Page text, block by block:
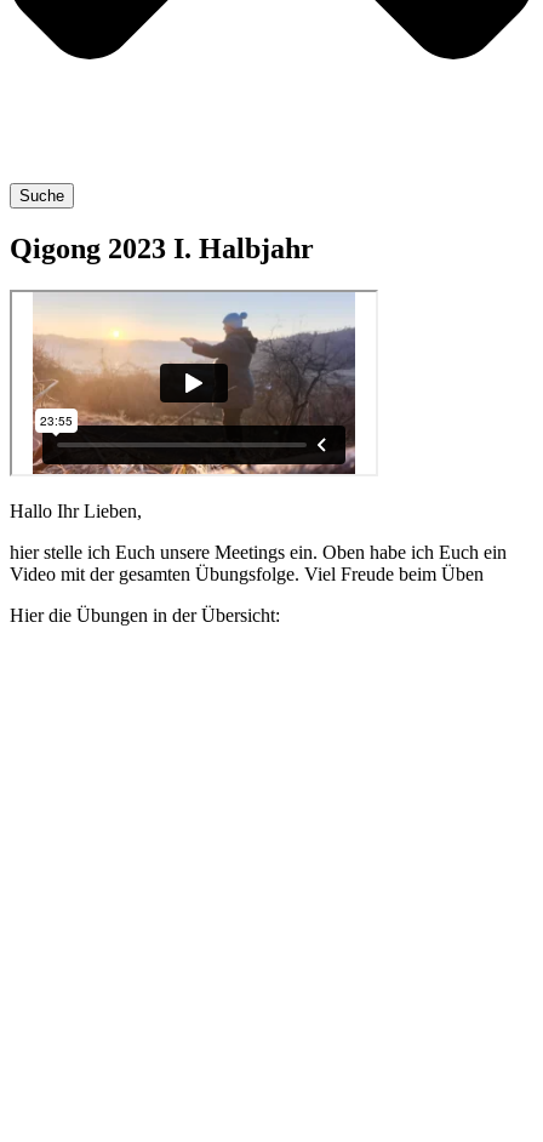
Suche
Qigong 2023 I. Halbjahr
Hal­lo Ihr Lieben,
hier stel­le ich Euch unse­re Mee­tings ein. Oben habe ich Euch ein
Video mit der gesam­ten Übungs­fol­ge. Viel Freu­de beim Üben
Hier die Übun­gen in der Übersicht: